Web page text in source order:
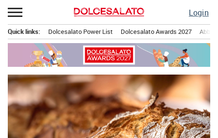
Passa
al
contenuto
Login
principale
Quick links: Dolcesalato Power List Dolcesalato Awards 2027